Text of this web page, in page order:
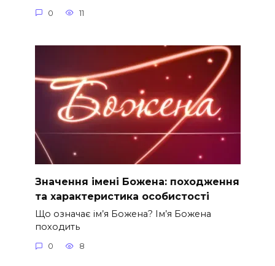
0 11
Значення імені Божена: походження
та характеристика особистості
Що означає ім’я Божена? Ім’я Божена
походить
0 8